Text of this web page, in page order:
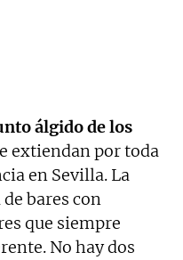
álgido de los
extiendan por toda
en Sevilla. La
bares con
que siempre
No hay dos